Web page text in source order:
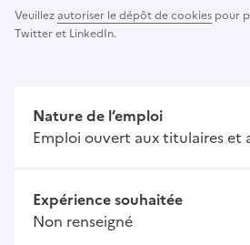
Veuillezautoriser le dépôt de cookies pour
Twitter et LinkedIn.
Nature de l’emploi
Emploi ouvert aux titulaires et
Expérience souhaitée
Non renseigné